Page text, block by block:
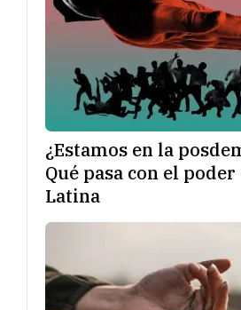
¿Estamos en la
Qué pasa con el
Latina